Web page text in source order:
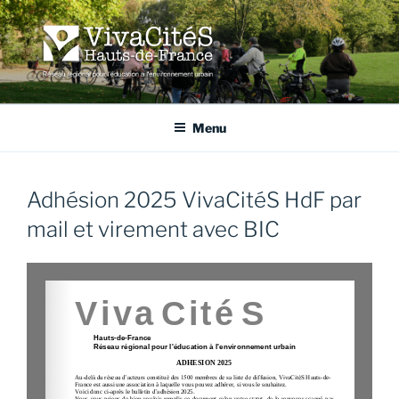
Aller
au
contenu
principal
VIVACITÉS HAUTS-DE-
Réseau régional pour l'éducation à l'environnement urbain
Menu
Adhésion 2025 VivaCitéS HdF par
mail et virement avec BIC